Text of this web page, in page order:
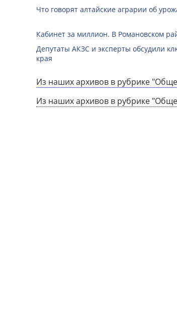
Что говорят алтайские аграрии об
Кабинет за миллион. В Романовском
Депутаты АКЗС и эксперты обсудили
края
Из наших архивов в рубрике
Из наших архивов в рубрике